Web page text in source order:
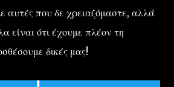
αυτές που δε χρειαζόμαστε, αλλά
είναι ότι έχουμε πλέον τη
δικές μας!